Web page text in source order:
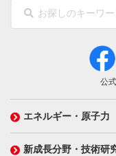
公
エネルギー・原子力
新成長分野・技術研